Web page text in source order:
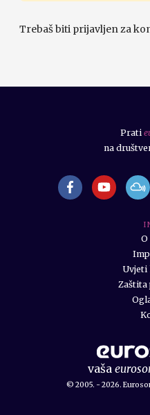
Trebaš biti prijavljen za
vaša
© 2005. - 2026.
I
O
Uvjeti
Prati
na